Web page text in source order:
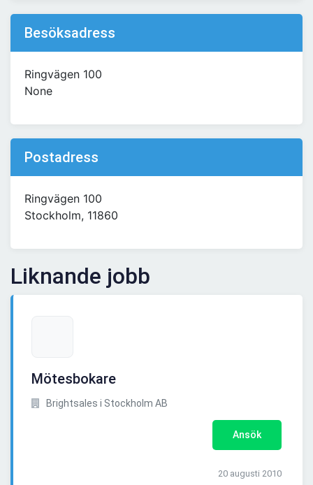
Besöksadress
Ringvägen 100
None
Postadress
Ringvägen 100
Stockholm, 11860
Liknande jobb
Mötesbokare
Brightsales i Stockholm AB
Ansök
20 augusti 2010